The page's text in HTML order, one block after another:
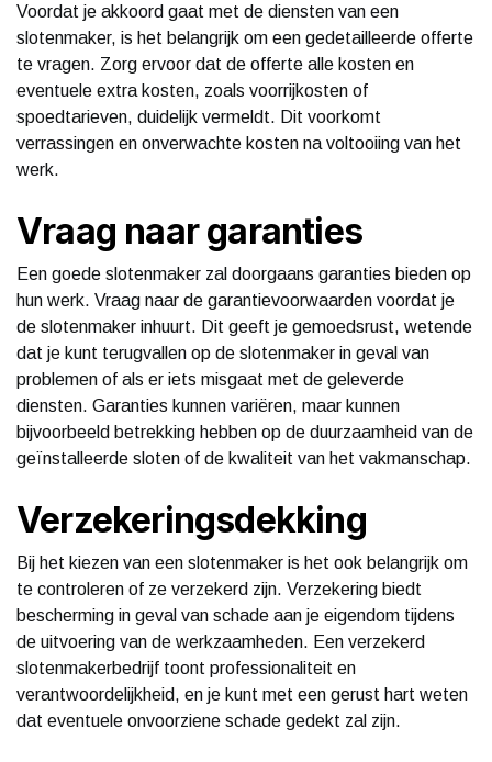
Voordat je akkoord gaat met de diensten van een
slotenmaker, is het belangrijk om een gedetailleerde offerte
te vragen. Zorg ervoor dat de offerte alle kosten en
eventuele extra kosten, zoals voorrijkosten of
spoedtarieven, duidelijk vermeldt. Dit voorkomt
verrassingen en onverwachte kosten na voltooiing van het
werk.
Vraag naar garanties
Een goede slotenmaker zal doorgaans garanties bieden op
hun werk. Vraag naar de garantievoorwaarden voordat je
de slotenmaker inhuurt. Dit geeft je gemoedsrust, wetende
dat je kunt terugvallen op de slotenmaker in geval van
problemen of als er iets misgaat met de geleverde
diensten. Garanties kunnen variëren, maar kunnen
bijvoorbeeld betrekking hebben op de duurzaamheid van de
geïnstalleerde sloten of de kwaliteit van het vakmanschap.
Verzekeringsdekking
Bij het kiezen van een slotenmaker is het ook belangrijk om
te controleren of ze verzekerd zijn. Verzekering biedt
bescherming in geval van schade aan je eigendom tijdens
de uitvoering van de werkzaamheden. Een verzekerd
slotenmakerbedrijf toont professionaliteit en
verantwoordelijkheid, en je kunt met een gerust hart weten
dat eventuele onvoorziene schade gedekt zal zijn.